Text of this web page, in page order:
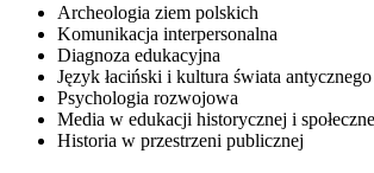
Archeologia ziem polskich
Komunikacja interpersonalna
Diagnoza edukacyjna
Język łaciński i kultura świata antycznego
Psychologia rozwojowa
Media w edukacji historycznej i
Historia w przestrzeni publicznej